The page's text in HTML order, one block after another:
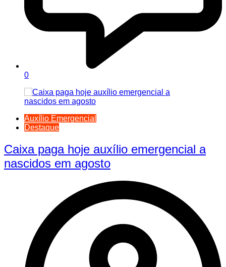
0
Auxílio Emergencial
Destaque
Caixa paga hoje auxílio emergencial a
nascidos em agosto